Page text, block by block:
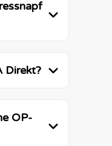
Direkt?
OP-